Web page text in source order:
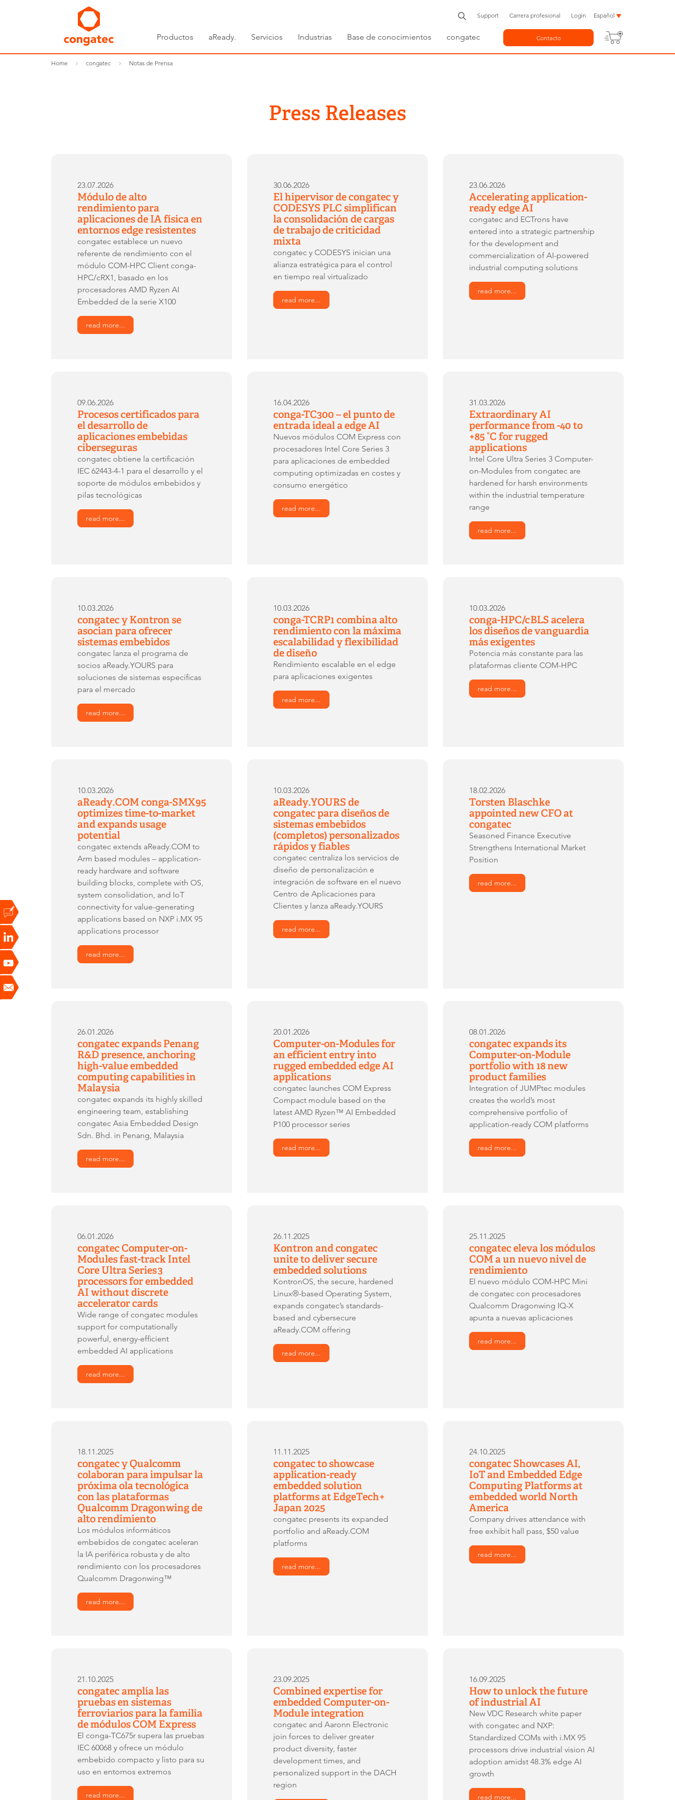
Productos aReady. Servicios Industrias Base de conocimientos congatec
Support Carrera profesional Login Español
Contacto
Home congatec Notas de Prensa
Press Releases
23.07.2026
Módulo de alto
rendimiento para
aplicaciones de IA física en
entornos edge resistentes
congatec establece un nuevo
referente de rendimiento con el
módulo COM-HPC Client conga-
HPC/cRX1, basado en los
procesadores AMD Ryzen AI
Embedded de la serie X100
read more...
30.06.2026
El hipervisor de congatec y
CODESYS PLC simplifican
la consolidación de cargas
de trabajo de criticidad
mixta
congatec y CODESYS inician una
alianza estratégica para el control
en tiempo real virtualizado
read more...
23.06.2026
Accelerating application-
ready edge AI
congatec and ECTrons have
entered into a strategic partnership
for the development and
commercialization of AI-powered
industrial computing solutions
read more...
09.06.2026
Procesos certificados para
el desarrollo de
aplicaciones embebidas
ciberseguras
congatec obtiene la certificación
IEC 62443-4-1 para el desarrollo y el
soporte de módulos embebidos y
pilas tecnológicas
read more...
16.04.2026
conga-TC300 – el punto de
entrada ideal a edge AI
Nuevos módulos COM Express con
procesadores Intel Core Series 3
para aplicaciones de embedded
computing optimizadas en costes y
consumo energético
read more...
31.03.2026
Extraordinary AI
performance from -40 to
+85 °C for rugged
applications
Intel Core Ultra Series 3 Computer-
on-Modules from congatec are
hardened for harsh environments
within the industrial temperature
range
read more...
10.03.2026
congatec y Kontron se
asocian para ofrecer
sistemas embebidos
congatec lanza el programa de
socios aReady.YOURS para
soluciones de sistemas específicas
para el mercado
read more...
10.03.2026
conga-TCRP1 combina alto
rendimiento con la máxima
escalabilidad y flexibilidad
de diseño
Rendimiento escalable en el edge
para aplicaciones exigentes
read more...
10.03.2026
conga-HPC/cBLS acelera
los diseños de vanguardia
más exigentes
Potencia más constante para las
plataformas cliente COM-HPC
read more...
10.03.2026
aReady.COM conga-SMX95
optimizes time-to-market
and expands usage
potential
congatec extends aReady.COM to
Arm based modules – application-
ready hardware and software
building blocks, complete with OS,
system consolidation, and IoT
connectivity for value-generating
applications based on NXP i.MX 95
applications processor
read more...
10.03.2026
aReady.YOURS de
congatec para diseños de
sistemas embebidos
(completos) personalizados
rápidos y fiables
congatec centraliza los servicios de
diseño de personalización e
integración de software en el nuevo
Centro de Aplicaciones para
Clientes y lanza aReady.YOURS
read more...
18.02.2026
Torsten Blaschke
appointed new CFO at
congatec
Seasoned Finance Executive
Strengthens International Market
Position
read more...
26.01.2026
congatec expands Penang
R&D presence, anchoring
high-value embedded
computing capabilities in
Malaysia
congatec expands its highly skilled
engineering team, establishing
congatec Asia Embedded Design
Sdn. Bhd. in Penang, Malaysia
read more...
20.01.2026
Computer-on-Modules for
an efficient entry into
rugged embedded edge AI
applications
congatec launches COM Express
Compact module based on the
latest AMD Ryzen™ AI Embedded
P100 processor series
read more...
08.01.2026
congatec expands its
Computer-on-Module
portfolio with 18 new
product families
Integration of JUMPtec modules
creates the world’s most
comprehensive portfolio of
application-ready COM platforms
read more...
06.01.2026
congatec Computer-on-
Modules fast-track Intel
Core Ultra Series 3
processors for embedded
AI without discrete
accelerator cards
Wide range of congatec modules
support for computationally
powerful, energy-efficient
embedded AI applications
read more...
26.11.2025
Kontron and congatec
unite to deliver secure
embedded solutions
KontronOS, the secure, hardened
Linux®-based Operating System,
expands congatec’s standards-
based and cybersecure
aReady.COM offering
read more...
25.11.2025
congatec eleva los módulos
COM a un nuevo nivel de
rendimiento
El nuevo módulo COM-HPC Mini
de congatec con procesadores
Qualcomm Dragonwing IQ-X
apunta a nuevas aplicaciones
read more...
18.11.2025
congatec y Qualcomm
colaboran para impulsar la
próxima ola tecnológica
con las plataformas
Qualcomm Dragonwing de
alto rendimiento
Los módulos informáticos
embebidos de congatec aceleran
la IA periférica robusta y de alto
rendimiento con los procesadores
Qualcomm Dragonwing™
read more...
11.11.2025
congatec to showcase
application-ready
embedded solution
platforms at EdgeTech+
Japan 2025
congatec presents its expanded
portfolio and aReady.COM
platforms
read more...
24.10.2025
congatec Showcases AI,
IoT and Embedded Edge
Computing Platforms at
embedded world North
America
Company drives attendance with
free exhibit hall pass, $50 value
read more...
21.10.2025
congatec amplía las
pruebas en sistemas
ferroviarios para la familia
de módulos COM Express
El conga-TC675r supera las pruebas
IEC 60068 y ofrece un módulo
embebido compacto y listo para su
uso en entornos extremos
read more...
23.09.2025
Combined expertise for
embedded Computer-on-
Module integration
congatec and Aaronn Electronic
join forces to deliver greater
product diversity, faster
development times, and
personalized support in the DACH
region
16.09.2025
How to unlock the future
of industrial AI
New VDC Research white paper
with congatec and NXP:
Standardized COMs with i.MX 95
processors drive industrial vision AI
adoption amidst 48.3% edge AI
growth
read more...